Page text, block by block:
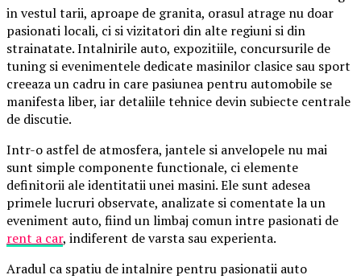
in vestul tarii, aproape de granita, orasul atrage nu doar
pasionati locali, ci si vizitatori din alte regiuni si din
strainatate. Intalnirile auto, expozitiile, concursurile de
tuning si evenimentele dedicate masinilor clasice sau sport
creeaza un cadru in care pasiunea pentru automobile se
manifesta liber, iar detaliile tehnice devin subiecte centrale
de discutie.
Intr-o astfel de atmosfera, jantele si anvelopele nu mai
sunt simple componente functionale, ci elemente
definitorii ale identitatii unei masini. Ele sunt adesea
primele lucruri observate, analizate si comentate la un
eveniment auto, fiind un limbaj comun intre pasionati de
rent a car, indiferent de varsta sau experienta.
Aradul ca spatiu de intalnire pentru pasionatii auto